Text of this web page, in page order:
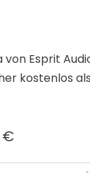
von Esprit
kostenlos
€